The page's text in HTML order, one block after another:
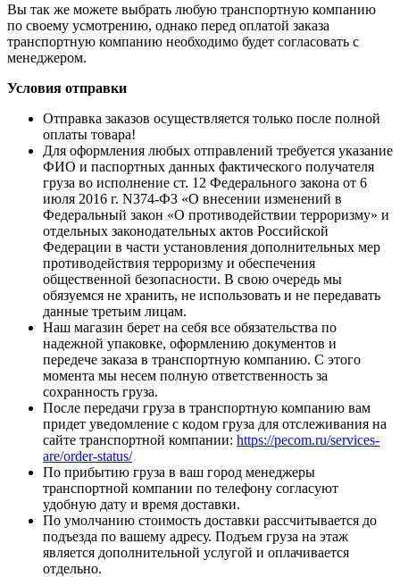
Вы так же можете выбрать любую транспортную компанию
по своему усмотрению, однако перед оплатой заказа
транспортную компанию необходимо будет согласовать с
менеджером.
Условия отправки
Отправка заказов осуществляется только после полной
оплаты товара!
Для оформления любых отправлений требуется указание
ФИО и паспортных данных фактического получателя
груза во исполнение ст. 12 Федерального закона от 6
июля 2016 г. N374-ФЗ «О внесении изменений в
Федеральный закон «О противодействии терроризму» и
отдельных законодательных актов Российской
Федерации в части установления дополнительных мер
противодействия терроризму и обеспечения
общественной безопасности. В свою очередь мы
обязуемся не хранить, не использовать и не передавать
данные третьим лицам.
Наш магазин берет на себя все обязательства по
надежной упаковке, оформлению документов и
передече заказа в транспортную компанию. С этого
момента мы несем полную ответственность за
сохранность груза.
После передачи груза в транспортную компанию вам
придет уведомление с кодом груза для отслеживания на
сайте транспортной компании: https://pecom.ru/services-
are/order-status/
По прибытию груза в ваш город менеджеры
транспортной компании по телефону согласуют
удобную дату и время доставки.
По умолчанию стоимость доставки рассчитывается до
подъезда по вашему адресу. Подъем груза на этаж
является дополнительной услугой и оплачивается
отдельно.